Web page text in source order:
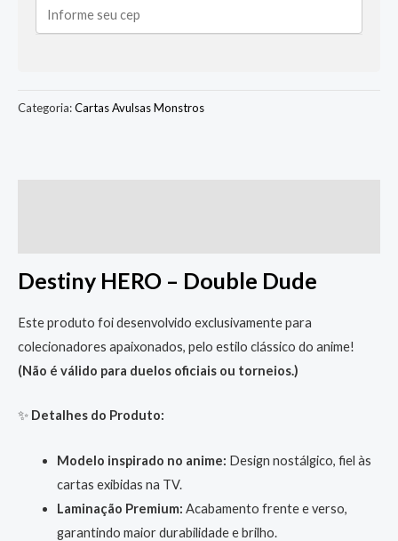
Categoria:Cartas Avulsas Monstros
Destiny HERO – Double Dude
Este produto foi desenvolvido exclusivamente para
colecionadores apaixonados, pelo estilo clássico do anime!
(Não é válido para duelos oficiais ou torneios.)
✨ Detalhes do Produto:
Modelo inspirado no anime: Design nostálgico, fiel às
cartas exibidas na TV.
Laminação Premium: Acabamento frente e verso,
garantindo maior durabilidade e brilho.